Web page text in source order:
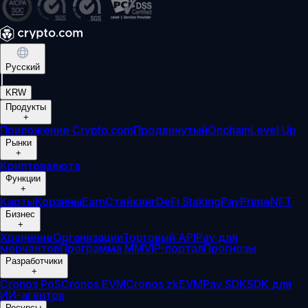
Русский
KRW
Продукты
+
Приложение Crypto.comПродвинутыйOnchainLevel Up
Рынки
+
Криптовалюта
Функции
+
КартыКорзиныEarnСтейкингDeFi StakingPayPrimeNFT
Бизнес
+
ХранениеОрганизацииТорговый APIPay для
мерчантовПрограмма ММVIP-порталПрогнозы
Разработчики
+
Cronos PoSCronos EVMCronos zkEVMPay SDKSDK для
ИИ-агентов